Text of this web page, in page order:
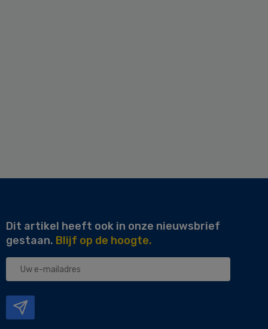
Dit artikel heeft ook in onze nieuwsbrief
gestaan. Blijf op de hoogte.
Uw